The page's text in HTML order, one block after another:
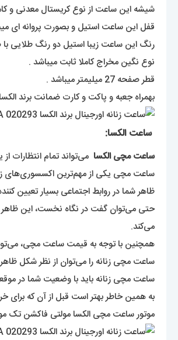
شیشه این ساعت از نوع کریستال معدنی و
قفل این ساعت استیل و بصورت پروانه ای
رنگ این ساعت زیبا استیل دو رنگ طلایی
نوع نگین مخراج کاملا ثابت میباشد .
قطر صفحه 27 میلیمتر میباشد .
بهمراه جعبه و پاکت و کارت ضمانت برند الکسا
ساعت الکسا:
ساعت مچی الکسا می‌تواند تمام انتظارات
ساعت مچی یکی از مهم‌ترین اکسسوری‌های
ظاهر شما در روابط اجتماعی بسیار تعیین
حتی می‌توان گفت در نگاه نخست، این
می‌کند.
همچنین با توجه به قیمت ساعت مچی،
ساعت مچی زنانه را می‌توان از نظر شکل
ساعت مچی زنانه باید با وضعیت شما در
به همین خاطر بهتر است قبل از آن که برای
موتور ساعت مچی الکسا مولتی فاکشن تک